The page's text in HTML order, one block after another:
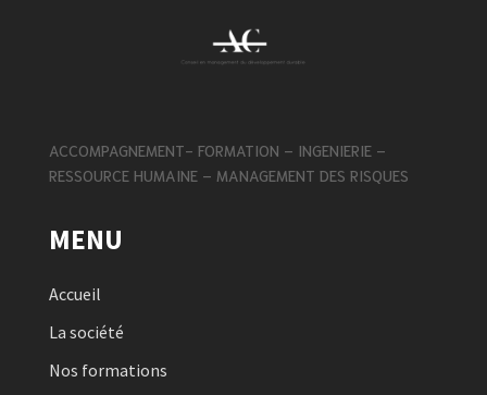
ACCOMPAGNEMENT- FORMATION – INGENIERIE –
RESSOURCE HUMAINE – MANAGEMENT DES RISQUES
MENU
Accueil
La société
Nos formations